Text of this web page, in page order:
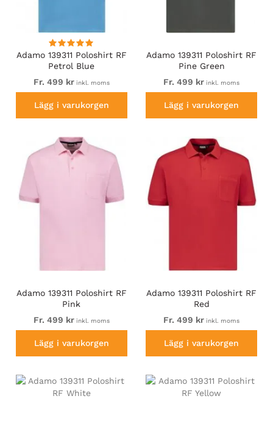
Adamo 139311 Poloshirt RF
Petrol Blue
Fr. 499 krinkl. moms
Lägg i varukorgen
Adamo 139311 Poloshirt RF
Pine Green
Fr. 499 kr inkl. moms
Lägg i varukorgen
Adamo 139311 Poloshirt RF
Pink
Fr. 499 krinkl. moms
Lägg i varukorgen
Adamo 139311 Poloshirt RF
Red
Fr. 499 kr inkl. moms
Lägg i varukorgen